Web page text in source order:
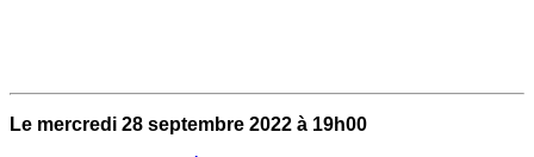
Le mercredi 28 septembre 2022 à 19h00